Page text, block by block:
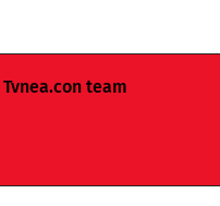
Tvnea.con team